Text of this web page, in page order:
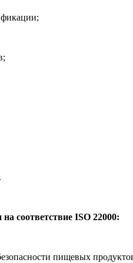
соответствие ISO 22000:
пищевых